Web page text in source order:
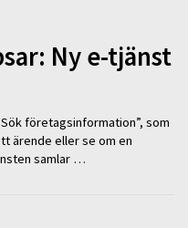
Ny e-tjänst
företagsinformation”, som
ärende eller se om en
samlar …